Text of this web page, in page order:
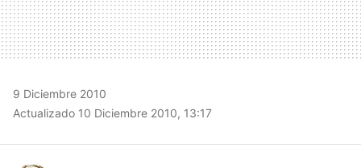
9 Diciembre 2010
Actualizado 10 Diciembre 2010, 13:17